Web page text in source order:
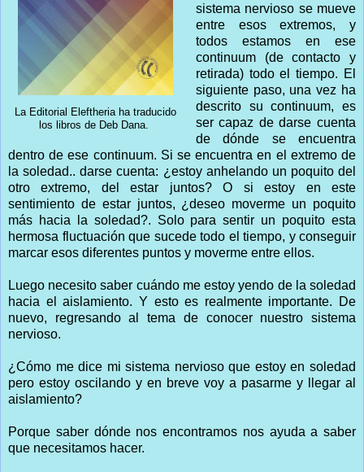
La Editorial Eleftheria ha traducido
los libros de Deb Dana.
sistema nervioso se mueve
entre esos extremos, y
todos estamos en ese
continuum (de contacto y
retirada) todo el tiempo. El
siguiente paso, una vez ha
descrito su continuum, es
ser capaz de darse cuenta
de dónde se encuentra
dentro de ese continuum. Si se encuentra en el extremo de
la soledad.. darse cuenta: ¿estoy anhelando un poquito del
otro extremo, del estar juntos? O si estoy en este
sentimiento de estar juntos, ¿deseo moverme un poquito
más hacia la soledad?. Solo para sentir un poquito esta
hermosa fluctuación que sucede todo el tiempo, y conseguir
marcar esos diferentes puntos y moverme entre ellos.
Luego necesito saber cuándo me estoy yendo de la soledad
hacia el aislamiento. Y esto es realmente importante. De
nuevo, regresando al tema de conocer nuestro sistema
nervioso.
¿Cómo me dice mi sistema nervioso que estoy en soledad
pero estoy oscilando y en breve voy a pasarme y llegar al
aislamiento?
Porque saber dónde nos encontramos nos ayuda a saber
que necesitamos hacer.